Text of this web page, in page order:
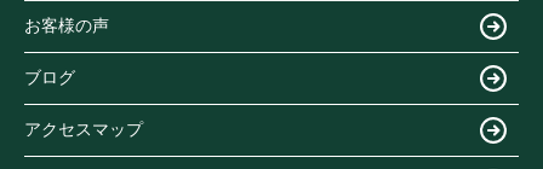
お客様の声
ブログ
アクセスマップ